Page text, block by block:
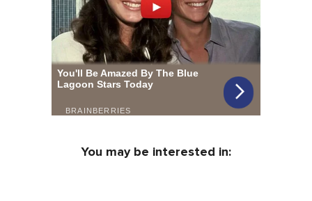
You may be interested in: